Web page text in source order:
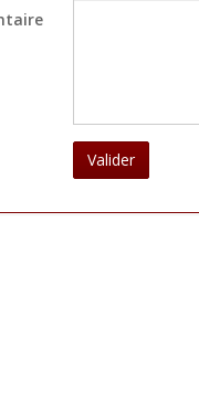
Valider